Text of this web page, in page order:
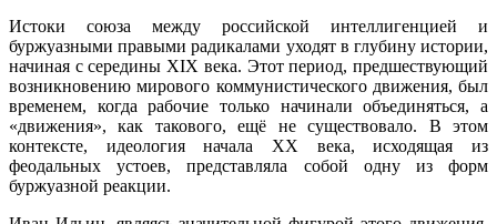
Истоки союза между российской интеллигенцией и
буржуазными правыми радикалами уходят в глубину истории,
начиная с середины XIX века. Этот период, предшествующий
возникновению мирового коммунистического движения, был
временем, когда рабочие только начинали объединяться, а
«движения», как такового, ещё не существовало. В этом
контексте, идеология начала XX века, исходящая из
феодальных устоев, представляла собой одну из форм
буржуазной реакции.